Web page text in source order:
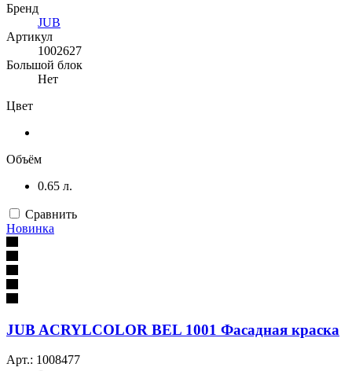
Бренд
JUB
Артикул
1002627
Большой блок
Нет
Цвет
Объём
0.65 л.
Сравнить
Новинка
JUB ACRYLCOLOR BEL 1001 Фасадная краска
Арт.: 1008477